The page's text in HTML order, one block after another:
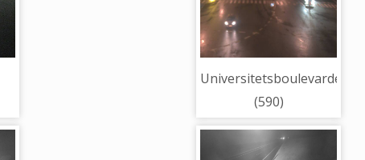
Universitetsboulevarden
(590)